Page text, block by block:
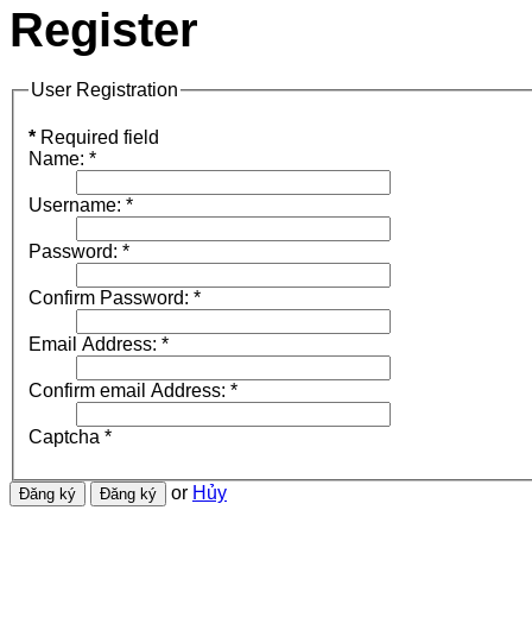
Register
User Registration
* Required field
Name: *
Username: *
Password: *
Confirm Password: *
Email Address: *
Confirm email Address: *
Captcha *
or Hủy